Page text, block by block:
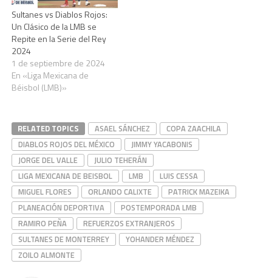
Sultanes vs Diablos Rojos:
Un Clásico de la LMB se
Repite en la Serie del Rey
2024
1 de septiembre de 2024
En «Liga Mexicana de
Béisbol (LMB)»
RELATED TOPICS ASAEL SÁNCHEZ
COPA ZAACHILA
DIABLOS ROJOS DEL MÉXICO
JIMMY YACABONIS
JORGE DEL VALLE
JULIO TEHERÁN
LIGA MEXICANA DE BEISBOL
LMB
LUIS CESSA
MIGUEL FLORES
ORLANDO CALIXTE
PATRICK MAZEIKA
PLANEACIÓN DEPORTIVA
POSTEMPORADA LMB
RAMIRO PEÑA
REFUERZOS EXTRANJEROS
SULTANES DE MONTERREY
YOHANDER MÉNDEZ
ZOILO ALMONTE